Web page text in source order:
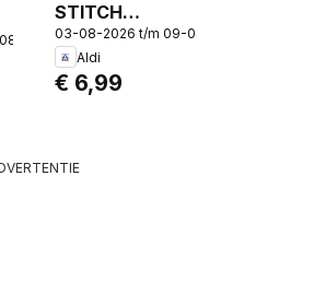
2026
STITCH
Sweater, 110-116
t/m 132-140.
03-08-2026 t/m 09-08-2026
Aldi
€ 6,99